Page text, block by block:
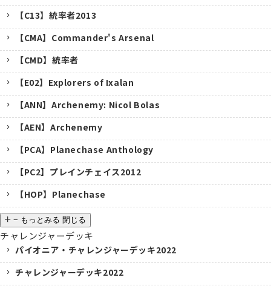
【C13】統率者2013
【CMA】Commander's Arsenal
【CMD】統率者
【E02】Explorers of Ixalan
【ANN】Archenemy: Nicol Bolas
【AEN】Archenemy
【PCA】Planechase Anthology
【PC2】プレインチェイス2012
【HOP】Planechase
− もっとみる 閉じる
チャレンジャーデッキ
パイオニア・チャレンジャーデッキ2022
チャレンジャーデッキ2022